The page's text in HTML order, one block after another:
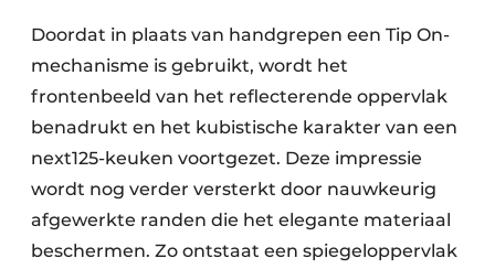
Doordat in plaats van handgrepen een Tip On-
mechanisme is gebruikt, wordt het
frontenbeeld van het reflecterende oppervlak
benadrukt en het kubistische karakter van een
next125-keuken voortgezet. Deze impressie
wordt nog verder versterkt door nauwkeurig
afgewerkte randen die het elegante materiaal
beschermen. Zo ontstaat een spiegeloppervlak